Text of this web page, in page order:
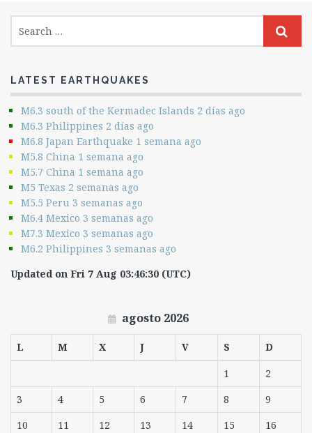
LATEST EARTHQUAKES
M6.3 south of the Kermadec Islands 2 días ago
M6.3 Philippines 2 días ago
M6.8 Japan Earthquake 1 semana ago
M5.8 China 1 semana ago
M5.7 China 1 semana ago
M5 Texas 2 semanas ago
M5.5 Peru 3 semanas ago
M6.4 Mexico 3 semanas ago
M7.3 Mexico 3 semanas ago
M6.2 Philippines 3 semanas ago
Updated on Fri 7 Aug 03:46:30 (UTC)
agosto 2026
L M X J V S
D
1
2
3
4 5 6 7 8
9
10
11 12 13 14 15
16